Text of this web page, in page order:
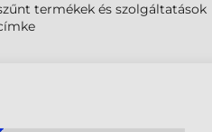
termékek és szolgáltatások